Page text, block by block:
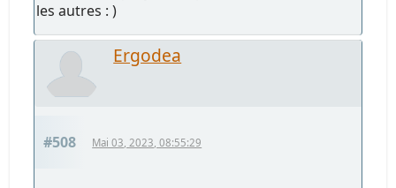
les autres : )
Ergodea
#508 Mai 03, 2023, 08:55:29